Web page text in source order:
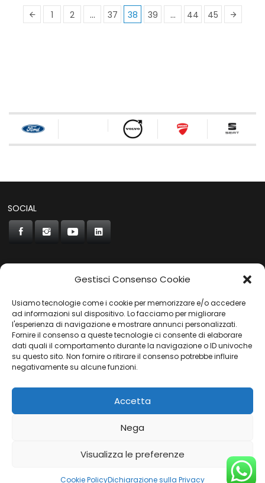
Gestisci Consenso Cookie
Usiamo tecnologie come i cookie per memorizzare e/o accedere
ad informazioni sul dispositivo. Lo facciamo per migliorare
l'esperienza di navigazione e mostrare annunci personalizzati.
Fornire il consenso a queste tecnologie ci consente di elaborare
dati quali il comportamento durante la navigazione o ID univoche
su questo sito. Non fornire o ritirare il consenso potrebbe influire
negativamente su alcune funzioni.
Accetta
Nega
Visualizza le preferenze
Cookie PolicyDichiarazione sulla Privacy
1 2 … 37 38 39 … 44 45
SOCIAL
CONCORDE
AUTOCHIAVARI
Gruppo Carfin SPA |P.IVA: 03859710109 |Sede Legale:
Via L. Perini 50 - 16152 Genova | © 2025
PRIVACY POLICY|COOKIES POLICY